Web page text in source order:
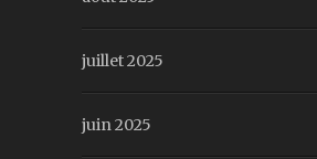
juillet 2025
juin 2025